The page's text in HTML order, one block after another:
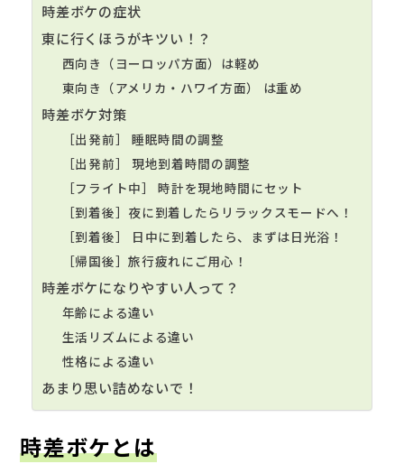
時差ボケの症状
東に行くほうがキツい！？
西向き（ヨーロッパ方面）は軽め
東向き（アメリカ・ハワイ方面） は重め
時差ボケ対策
［出発前］ 睡眠時間の調整
［出発前］ 現地到着時間の調整
［フライト中］ 時計を現地時間にセット
［到着後］夜に到着したらリラックスモードへ！
［到着後］ 日中に到着したら、まずは日光浴！
［帰国後］旅行疲れにご用心！
時差ボケになりやすい人って？
年齢による違い
生活リズムによる違い
性格による違い
あまり思い詰めないで！
時差ボケとは